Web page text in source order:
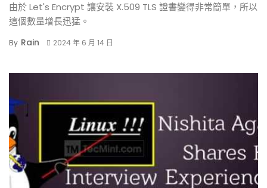
由於 Let's Encrypt 讓安裝 X.509 TLS 證書變得非常簡單，所以
這個數量增長迅猛。
By Rain 2024 年 6 月 14 日